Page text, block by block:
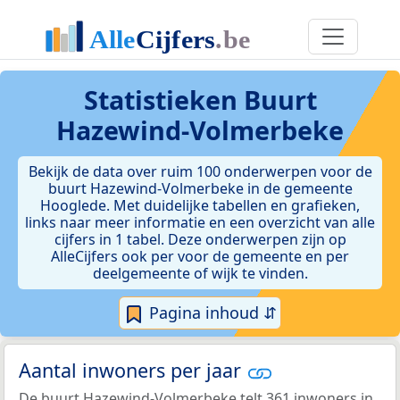
Statistieken Buurt
Hazewind-Volmerbeke
Bekijk de data over ruim 100 onderwerpen voor de
buurt Hazewind-Volmerbeke in de gemeente
Hooglede. Met duidelijke tabellen en grafieken,
links naar meer informatie en een overzicht van alle
cijfers in 1 tabel. Deze onderwerpen zijn op
AlleCijfers ook per voor de gemeente en per
deelgemeente of wijk te vinden.
Pagina inhoud ⇵
Aantal inwoners per jaar